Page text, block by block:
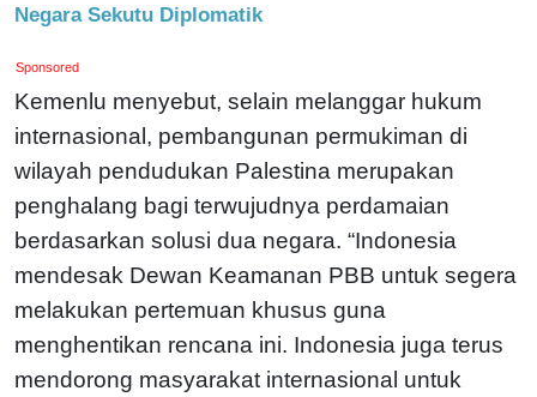
Negara Sekutu Diplomatik
Sponsored
Kemenlu menyebut, selain melanggar hukum
internasional, pembangunan permukiman di
wilayah pendudukan Palestina merupakan
penghalang bagi terwujudnya perdamaian
berdasarkan solusi dua negara. “Indonesia
mendesak Dewan Keamanan PBB untuk segera
melakukan pertemuan khusus guna
menghentikan rencana ini. Indonesia juga terus
mendorong masyarakat internasional untuk